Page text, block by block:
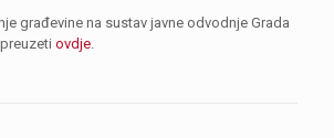
građevine na sustav javne odvodnje Grada
ovdje.